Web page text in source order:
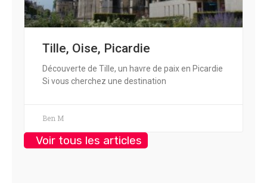
Tille, Oise, Picardie
Découverte de Tille, un havre de paix en Picardie
Si vous cherchez une destination
Ben M
Voir tous les articles